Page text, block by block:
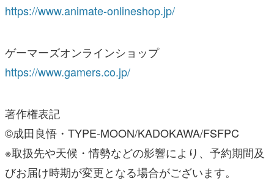
https://www.animate-onlineshop.jp/
ゲーマーズオンラインショップ
https://www.gamers.co.jp/
著作権表記
©成田良悟・TYPE-MOON/KADOKAWA/FSFPC
※取扱先や天候・情勢などの影響により、予約期間及
びお届け時期が変更となる場合がございます。